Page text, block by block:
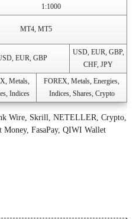
1:1000
MT4, MT5
EUR, GBP
USD, EUR, GBP,
CHF, JPY
Metals,
Indices
FOREX, Metals, Energies,
Indices, Shares, Crypto
Wire, Skrill, NETELLER, Crypto,
Money, FasaPay, QIWI Wallet